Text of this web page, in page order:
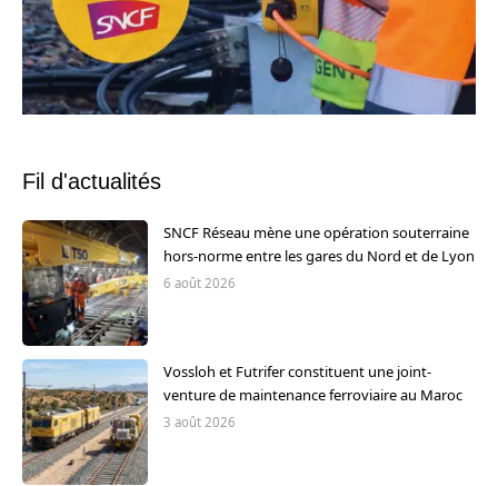
Fil d'actualités
SNCF Réseau mène une opération souterraine
hors-norme entre les gares du Nord et de Lyon
6 août 2026
Vossloh et Futrifer constituent une joint-
venture de maintenance ferroviaire au Maroc
3 août 2026